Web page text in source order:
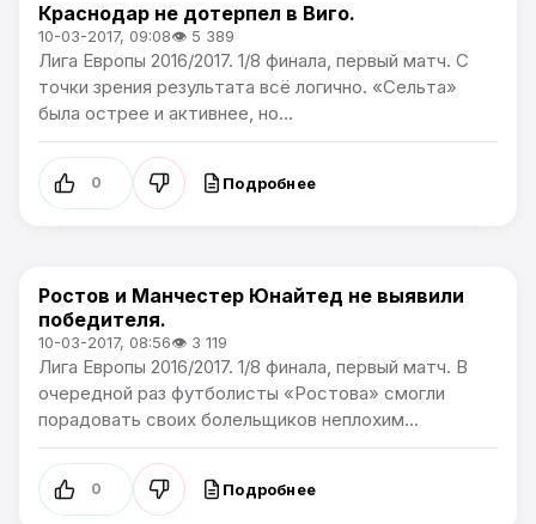
Лига Европы
Краснодар не дотерпел в Виго.
10-03-2017, 09:08👁 5 389
Лига Европы 2016/2017. 1/8 финала, первый матч. С
точки зрения результата всё логично. «Сельта»
была острее и активнее, но...
0 Подробнее
Лига Европы
Ростов и Манчестер Юнайтед не выявили
победителя.
10-03-2017, 08:56👁 3 119
Лига Европы 2016/2017. 1/8 финала, первый матч. В
очередной раз футболисты «Ростова» смогли
порадовать своих болельщиков неплохим...
0 Подробнее